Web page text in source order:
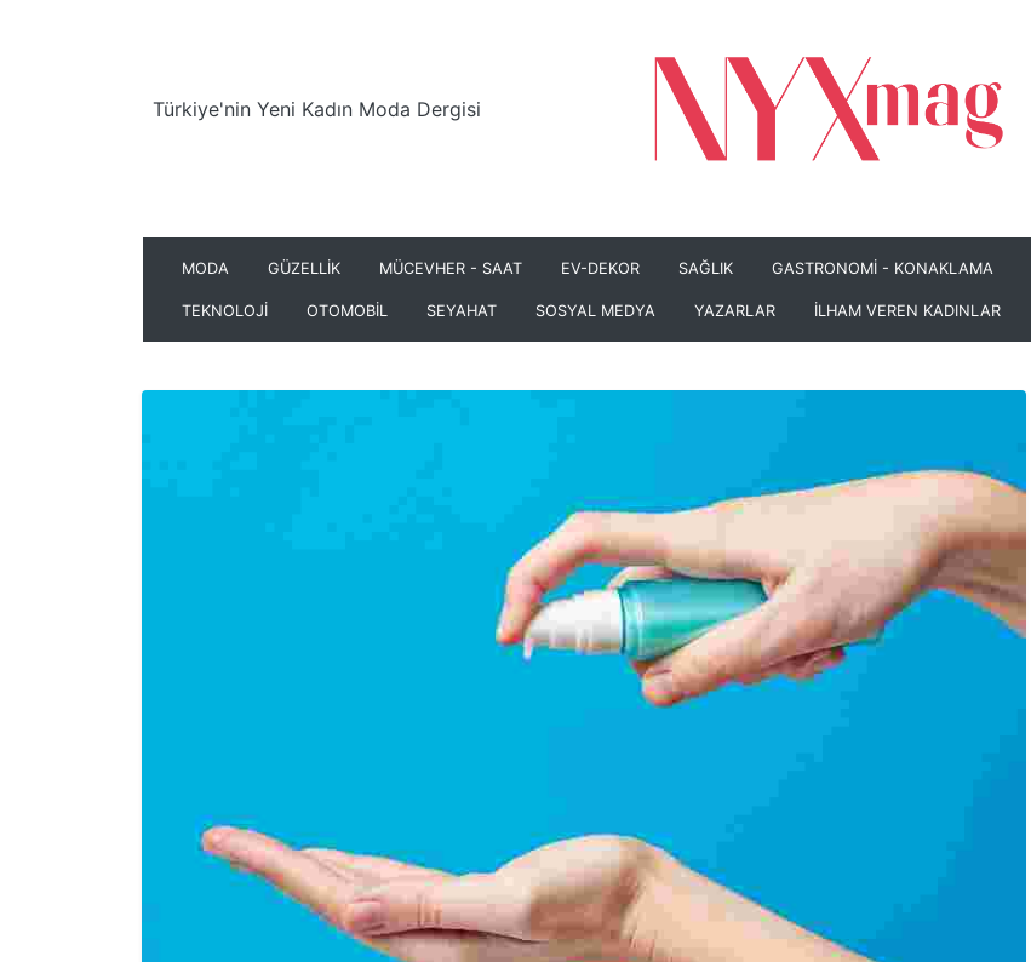
Türkiye'nin Yeni Kadın Moda Dergisi
MODA GÜZELLİK MÜCEVHER - SAAT EV-DEKOR SAĞLIK GASTRONOMİ - KONAKLAMA
TEKNOLOJİ OTOMOBİL SEYAHAT SOSYAL MEDYA YAZARLAR İLHAM VEREN KADINLAR